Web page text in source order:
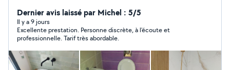
plomberie, chauffage, débouchage, installation et
réparation sanitaire on est à vos service n'hésitez pas à
me contacter bienvenue tout le monde. Et merci pour
vos visites
Dernier avis laissé par Michel : 5/5
Il y a 9 jours
Excellente prestation. Personne discrète, à l'écoute et
professionnelle. Tarif très abordable.